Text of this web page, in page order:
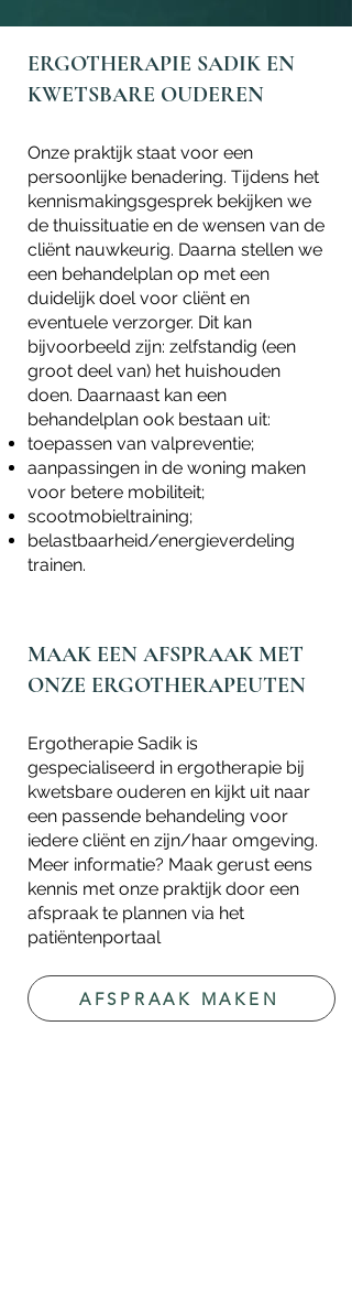
ERGOTHERAPIE SADIK EN
KWETSBARE OUDEREN
Onze praktijk staat voor een
persoonlijke benadering. Tijdens het
kennismakingsgesprek bekijken we
de thuissituatie en de wensen van de
cliënt nauwkeurig. Daarna stellen we
een behandelplan op met een
duidelijk doel voor cliënt en
eventuele verzorger. Dit kan
bijvoorbeeld zijn: zelfstandig (een
groot deel van) het huishouden
doen. Daarnaast kan een
behandelplan ook bestaan uit:
toepassen van valpreventie;
aanpassingen in de woning maken
voor betere mobiliteit;
scootmobieltraining;
belastbaarheid/energieverdeling
trainen.
MAAK EEN AFSPRAAK MET
ONZE ERGOTHERAPEUTEN
Ergotherapie Sadik is
gespecialiseerd in ergotherapie bij
kwetsbare ouderen en kijkt uit naar
een passende behandeling voor
iedere cliënt en zijn/haar omgeving.
Meer informatie? Maak gerust eens
kennis met onze praktijk door een
afspraak te plannen via het
patiëntenportaal
AFSPRAAK MAKEN